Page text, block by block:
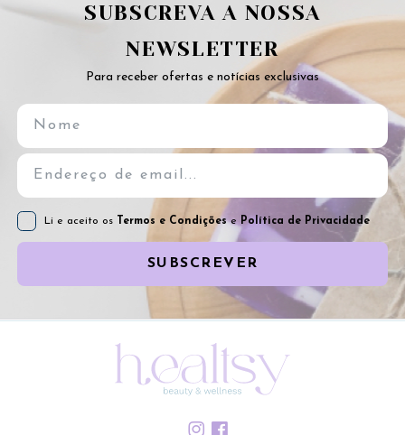
SUBSCREVA A NOSSA
NEWSLETTER
Para receber ofertas e notícias exclusivas
Li e aceito os Termos e Condiçõese Política de Privacidade
SUBSCREVER